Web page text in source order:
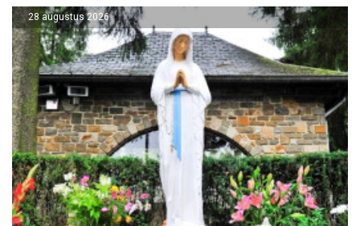
28 augustus 2026